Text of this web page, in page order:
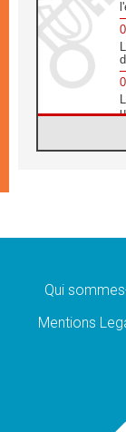
Qui
Mentions